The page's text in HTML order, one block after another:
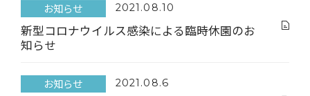
お知らせ 2021.08.10
新型コロナウイルス感染による臨時休園のお
知らせ
お知らせ 2021.08.6